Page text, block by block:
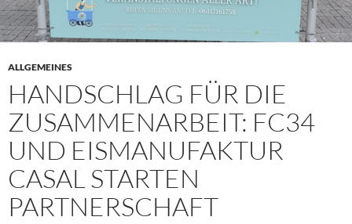
ALLGEMEINES
HANDSCHLAG FÜR DIE
ZUSAMMENARBEIT: FC34
UND EISMANUFAKTUR
CASAL STARTEN
PARTNERSCHAFT